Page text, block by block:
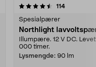
114
Spesialpærer
Northlight
Illumpære. 12 V DC.
000 timer.
Lysmengde: 90 lm
4.5av 5 stjerner